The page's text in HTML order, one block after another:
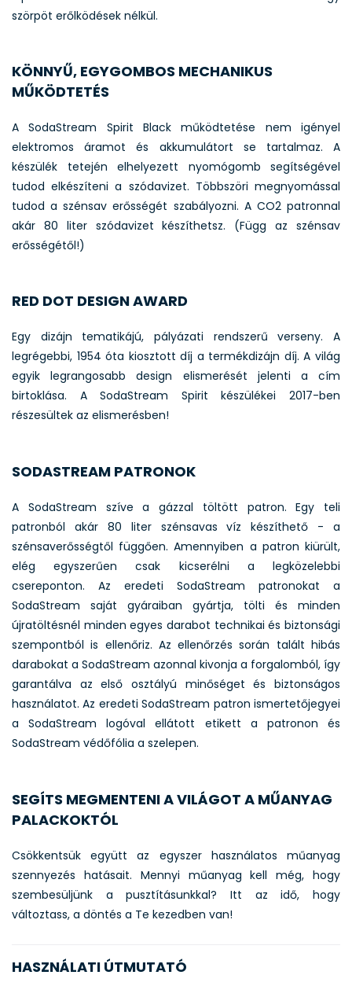
szörpöt erőlködések nélkül.
KÖNNYŰ, EGYGOMBOS MECHANIKUS
MŰKÖDTETÉS
A SodaStream Spirit Black működtetése nem igényel
elektromos áramot és akkumulátort se tartalmaz. A
készülék tetején elhelyezett nyomógomb segítségével
tudod elkészíteni a szódavizet. Többszöri megnyomással
tudod a szénsav erősségét szabályozni. A CO2 patronnal
akár 80 liter szódavizet készíthetsz. (Függ az szénsav
erősségétől!)
RED DOT DESIGN AWARD
Egy dizájn tematikájú, pályázati rendszerű verseny. A
legrégebbi, 1954 óta kiosztott díj a termékdizájn díj. A világ
egyik legrangosabb design elismerését jelenti a cím
birtoklása. A SodaStream Spirit készülékei 2017-ben
részesültek az elismerésben!
SODASTREAM PATRONOK
A SodaStream szíve a gázzal töltött patron. Egy teli
patronból akár 80 liter szénsavas víz készíthető - a
szénsaverősségtől függően. Amennyiben a patron kiürült,
elég egyszerűen csak kicserélni a legközelebbi
csereponton. Az eredeti SodaStream patronokat a
SodaStream saját gyáraiban gyártja, tölti és minden
újratöltésnél minden egyes darabot technikai és biztonsági
szempontból is ellenőriz. Az ellenőrzés során talált hibás
darabokat a SodaStream azonnal kivonja a forgalomból, így
garantálva az első osztályú minőséget és biztonságos
használatot. Az eredeti SodaStream patron ismertetőjegyei
a SodaStream logóval ellátott etikett a patronon és
SodaStream védőfólia a szelepen.
SEGÍTS MEGMENTENI A VILÁGOT A MŰANYAG
PALACKOKTÓL
Csökkentsük együtt az egyszer használatos műanyag
szennyezés hatásait. Mennyi műanyag kell még, hogy
szembesüljünk a pusztításunkkal? Itt az idő, hogy
változtass, a döntés a Te kezedben van!
HASZNÁLATI ÚTMUTATÓ